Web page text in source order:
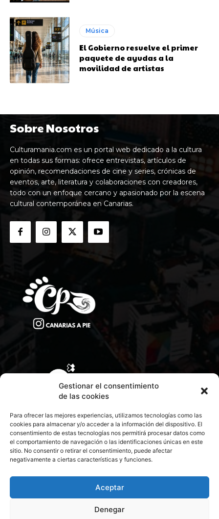
Gestionar el consentimiento
de las cookies
Para ofrecer las mejores experiencias, utilizamos tecnologías como las
cookies para almacenar y/o acceder a la información del dispositivo. El
consentimiento de estas tecnologías nos permitirá procesar datos como
el comportamiento de navegación o las identificaciones únicas en este
sitio. No consentir o retirar el consentimiento, puede afectar
negativamente a ciertas características y funciones.
Aceptar
Denegar
Música
El Gobierno resuelve el primer
paquete de ayudas a la
movilidad de artistas
Sobre Nosotros
Culturamania.com es un portal web dedicado a la cultura
en todas sus formas: ofrece entrevistas, artículos de
opinión, recomendaciones de cine y series, crónicas de
eventos, arte, literatura y colaboraciones con creadores,
todo con un enfoque cercano y apasionado por la escena
cultural contemporánea en Canarias.
CONTACTA CON NOSOTROS